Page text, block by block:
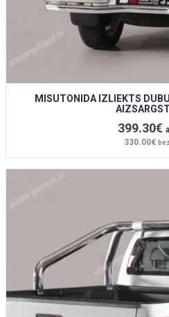
MISUTONIDA IZLIEKTS
399.30€
330.00€